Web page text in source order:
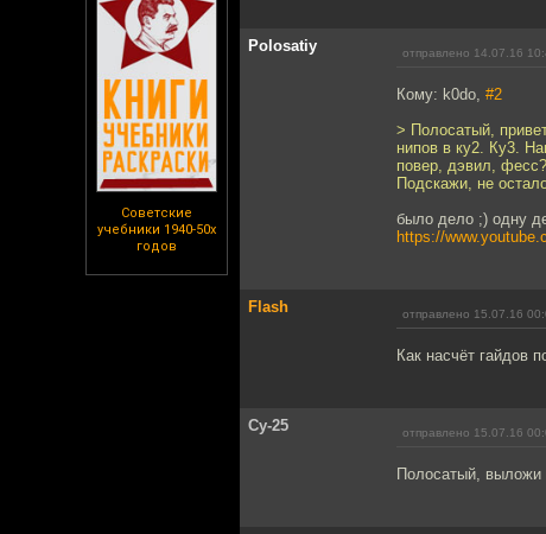
Советские
учебники 1940-50х
годов
Polosatiy отправлено 14.07.16
Кому: k0do, #2
> Полосатый,
нипов в ку2. Ку3.
повер, дэвил,
Подскажи, не
было дело ;) одну
https://
Flash отправлено 15.07.16
Как насчёт гайдов
Су-25 отправлено 15.07.16
Полосатый, выложи